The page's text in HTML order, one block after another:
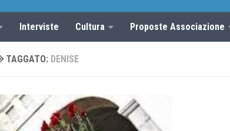
Interviste Cultura Proposte Associazione
TAGGATO: DENISE